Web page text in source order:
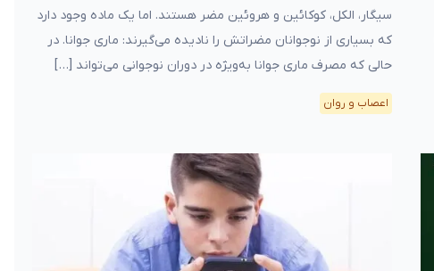
سیگار، الکل، کوکائین و هروئین مضر هستند. اما یک ماده وجود دارد
که بسیاری از نوجوانان مضراتش را نادیده می‌گیرند: ماری جوانا. در
حالی که مصرف ماری جوانا به‌ویژه در دوران نوجوانی می‌تواند […]
اعصاب و روان